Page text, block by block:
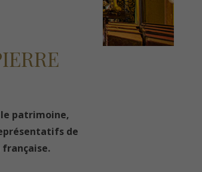
le patrimoine,
de
française.